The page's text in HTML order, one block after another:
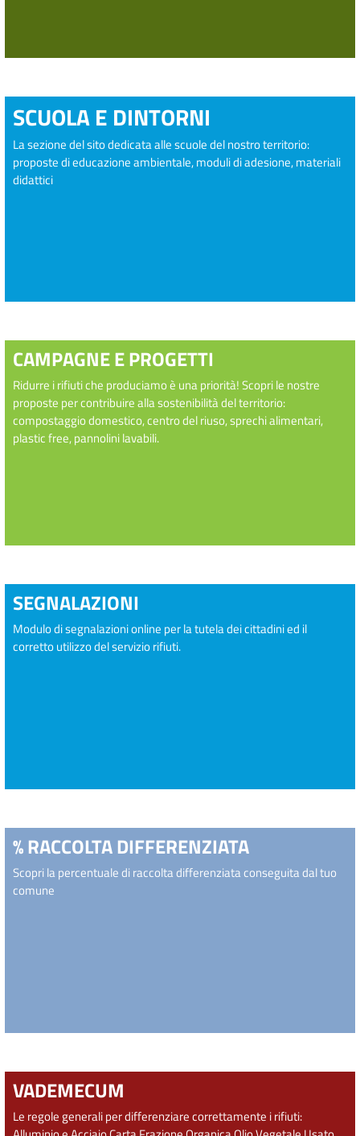
SCUOLA E DINTORNI
La sezione del sito dedicata alle scuole del nostro territorio:
proposte di educazione ambientale, moduli di adesione, materiali
didattici
CAMPAGNE E PROGETTI
Ridurre i rifiuti che produciamo è una priorità! Scopri le nostre
proposte per contribuire alla sostenibilità del territorio:
compostaggio domestico, centro del riuso, sprechi alimentari,
plastic free, pannolini lavabili.
SEGNALAZIONI
Modulo di segnalazioni online per la tutela dei cittadini ed il
corretto utilizzo del servizio rifiuti.
% RACCOLTA DIFFERENZIATA
Scopri la percentuale di raccolta differenziata conseguita dal tuo
comune
VADEMECUM
Le regole generali per differenziare correttamente i rifiuti: